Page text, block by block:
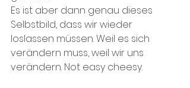
Es ist aber dann genau dieses
Selbstbild, dass wir wieder
loslassen müssen. Weil es sich
verändern muss, weil wir uns
verändern. Not easy cheesy.